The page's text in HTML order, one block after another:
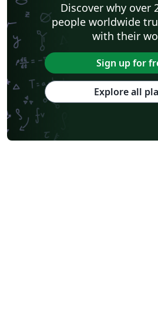
Discover why over
people worldwide
with their
Sign up for
Explore all